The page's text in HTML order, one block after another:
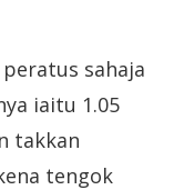
sahaja
iaitu 1.05
takkan
tengok